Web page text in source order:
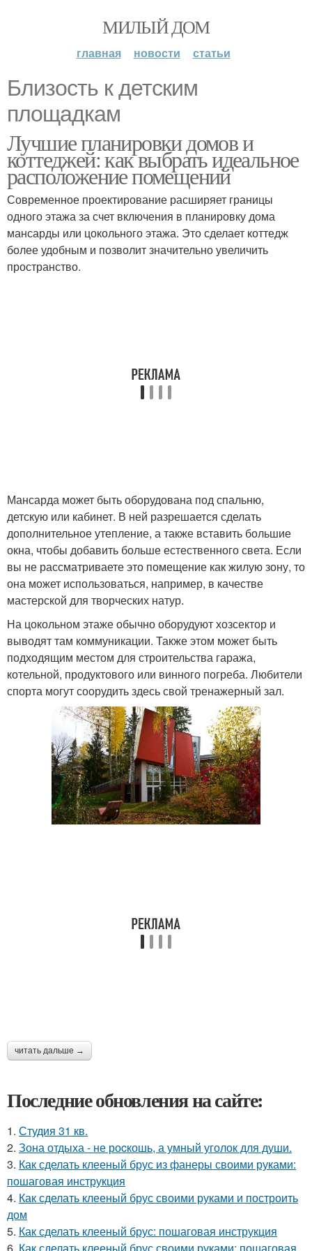
МИЛЫЙ ДОМ
главная новости статьи
Близость к детским
площадкам
Лучшие планировки домов и
коттеджей: как выбрать идеальное
расположение помещений
Современное проектирование расширяет границы
одного этажа за счет включения в планировку дома
мансарды или цокольного этажа. Это сделает коттедж
более удобным и позволит значительно увеличить
пространство.
Мансарда может быть оборудована под спальню,
детскую или кабинет. В ней разрешается сделать
дополнительное утепление, а также вставить большие
окна, чтобы добавить больше естественного света. Если
вы не рассматриваете это помещение как жилую зону, то
она может использоваться, например, в качестве
мастерской для творческих натур.
На цокольном этаже обычно оборудуют хозсектор и
выводят там коммуникации. Также этом может быть
подходящим местом для строительства гаража,
котельной, продуктового или винного погреба. Любители
спорта могут соорудить здесь свой тренажерный зал.
читать дальше →
Последние обновления на сайте:
1. Студия 31 кв.
2. Зона отдыха - не роcкошь, а умный уголок для души.
3. Как сделать клееный брус из фанеры своими руками:
пошаговая инструкция
4. Как сделать клееный брус своими руками и построить
дом
5. Как сделать клееный брус: пошаговая инструкция
6. Как сделать клееный брус своими руками: пошаговая